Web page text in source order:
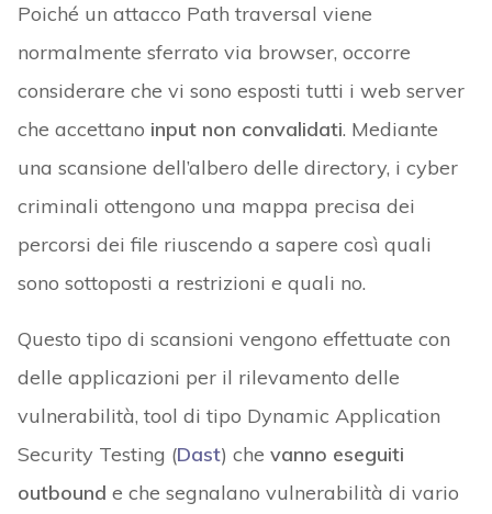
Poiché un attacco Path traversal viene
normalmente sferrato via browser, occorre
considerare che vi sono esposti tutti i web server
che accettano input non convalidati. Mediante
una scansione dell’albero delle directory, i cyber
criminali ottengono una mappa precisa dei
percorsi dei file riuscendo a sapere così quali
sono sottoposti a restrizioni e quali no.
Questo tipo di scansioni vengono effettuate con
delle applicazioni per il rilevamento delle
vulnerabilità, tool di tipo Dynamic Application
Security Testing (Dast) che vanno eseguiti
outbound e che segnalano vulnerabilità di vario